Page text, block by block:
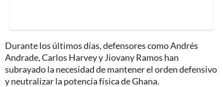
Durante los últimos días, defensores como Andrés
Andrade, Carlos Harvey y Jiovany Ramos han
subrayado la necesidad de mantener el orden defensivo
y neutralizar la potencia física de Ghana.